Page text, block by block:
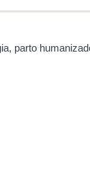
parto